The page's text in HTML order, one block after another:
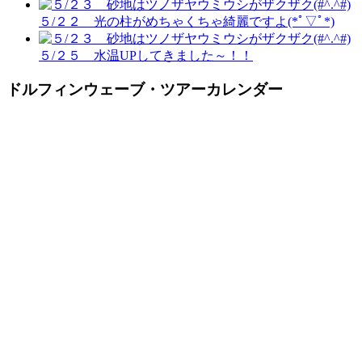
５/２２ 光の柱がめちゃくちゃ綺麗ですよ(*ﾟ▽ﾟ*)
５/２５ 水温UPしてきました～！！
ドルフィンウェーブ・ツアーカレンダー